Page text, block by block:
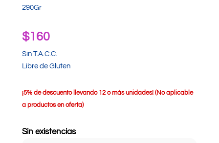
290Gr
$160
Sin T.A.C.C.
Libre de Gluten
¡5% de descuento llevando 12 o más unidades! (No aplicable
a productos en oferta)
Sin existencias